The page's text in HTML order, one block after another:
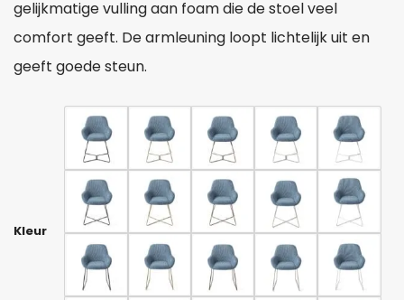
gelijkmatige vulling aan foam die de stoel veel
comfort geeft. De armleuning loopt lichtelijk uit en
geeft goede steun.
Kleur